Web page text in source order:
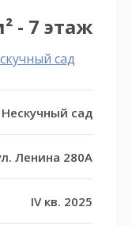
- 7 этаж
сад
Нескучный сад
Ленина 280А
IV кв. 2025